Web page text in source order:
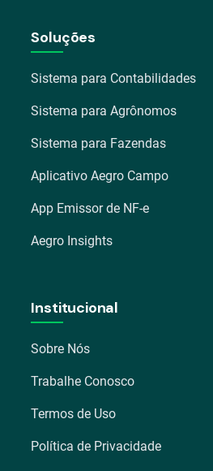
Soluções
Sistema para Contabilidades
Sistema para Agrônomos
Sistema para Fazendas
Aplicativo Aegro Campo
App Emissor de NF-e
Aegro Insights
Institucional
Sobre Nós
Trabalhe Conosco
Termos de Uso
Política de Privacidade